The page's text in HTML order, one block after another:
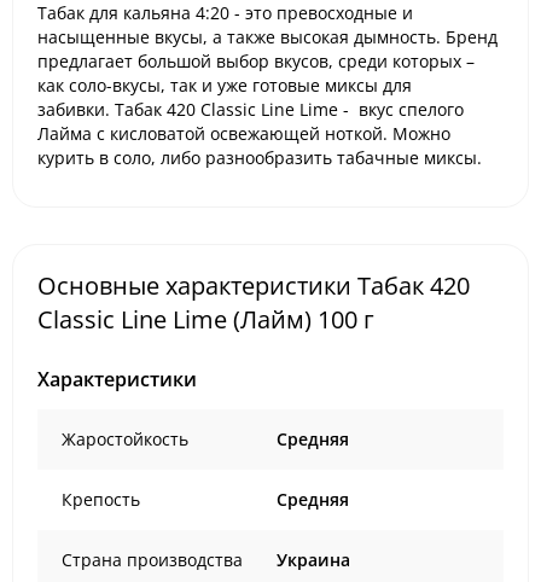
Табак для кальяна 4:20 - это превосходные и
насыщенные вкусы, а также высокая дымность. Бренд
предлагает большой выбор вкусов, среди которых –
как соло-вкусы, так и уже готовые миксы для
забивки. Табак 420 Classic Line Lime - вкус спелого
Лайма с кисловатой освежающей ноткой. Можно
курить в соло, либо разнообразить табачные миксы.
Основные характеристики Табак 420
Classic Line Lime (Лайм) 100 г
Характеристики
Жаростойкость Средняя
Крепость Средняя
Страна производства Украина